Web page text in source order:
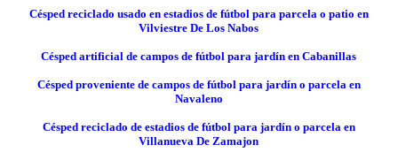
Césped reciclado usado en estadios de fútbol para parcela o patio en
Vilviestre De Los Nabos
Césped artificial de campos de fútbol para jardín en Cabanillas
Césped proveniente de campos de fútbol para jardín o parcela en
Navaleno
Césped reciclado de estadios de fútbol para jardín o parcela en
Villanueva De Zamajon